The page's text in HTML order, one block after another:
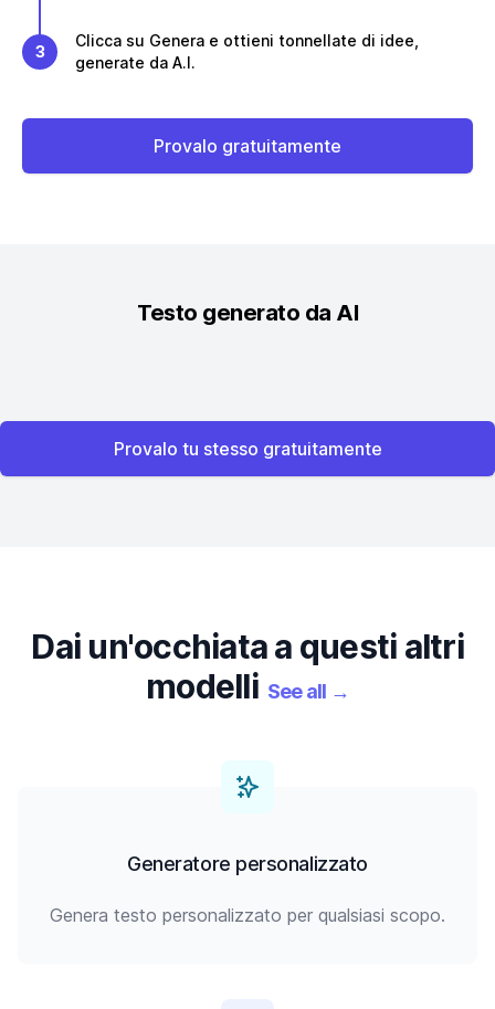
3
Clicca su Genera e ottieni tonnellate di idee,
generate da A.I.
Provalo gratuitamente
Testo generato da AI
Provalo tu stesso gratuitamente
Dai un'occhiata a questi altri
modelli See all →
Generatore personalizzato
Genera testo personalizzato per qualsiasi scopo.